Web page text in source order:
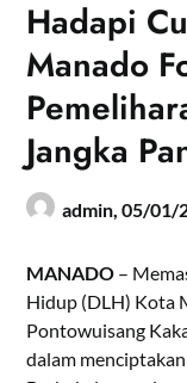
Hadapi
Manado
Jangka
admin,05/01/
MANADO –
Hidup (DLH) Kota
Pontowuisang
dalam